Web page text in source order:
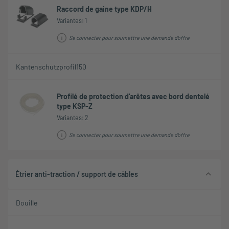
Raccord de gaine type KDP/H
Variantes: 1
Se connecter pour soumettre une demande d'offre
Kantenschutzprofil150
Profilé de protection d'arêtes avec bord dentelé
type KSP-Z
Variantes: 2
Se connecter pour soumettre une demande d'offre
Étrier anti-traction / support de câbles
Douille